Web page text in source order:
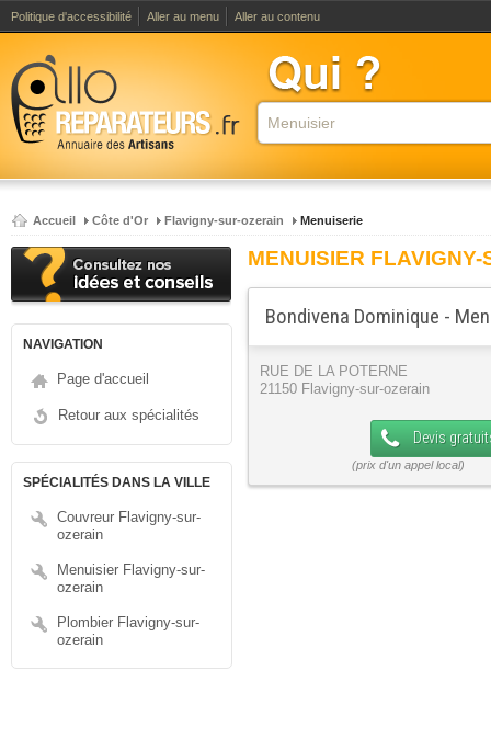
Politique d'accessibilité Aller au menu Aller au contenu
Accueil Côte d'Or Flavigny-sur-ozerain Menuiserie
NAVIGATION
Page d'accueil
Retour aux spécialités
SPÉCIALITÉS DANS LA VILLE
Couvreur Flavigny-sur-
ozerain
Menuisier Flavigny-sur-
ozerain
Plombier Flavigny-sur-
ozerain
MENUISIER FLAVIGNY-
Bondivena Dominique -
RUE DE LA POTERNE
21150 Flavigny-sur-ozerain
Devis